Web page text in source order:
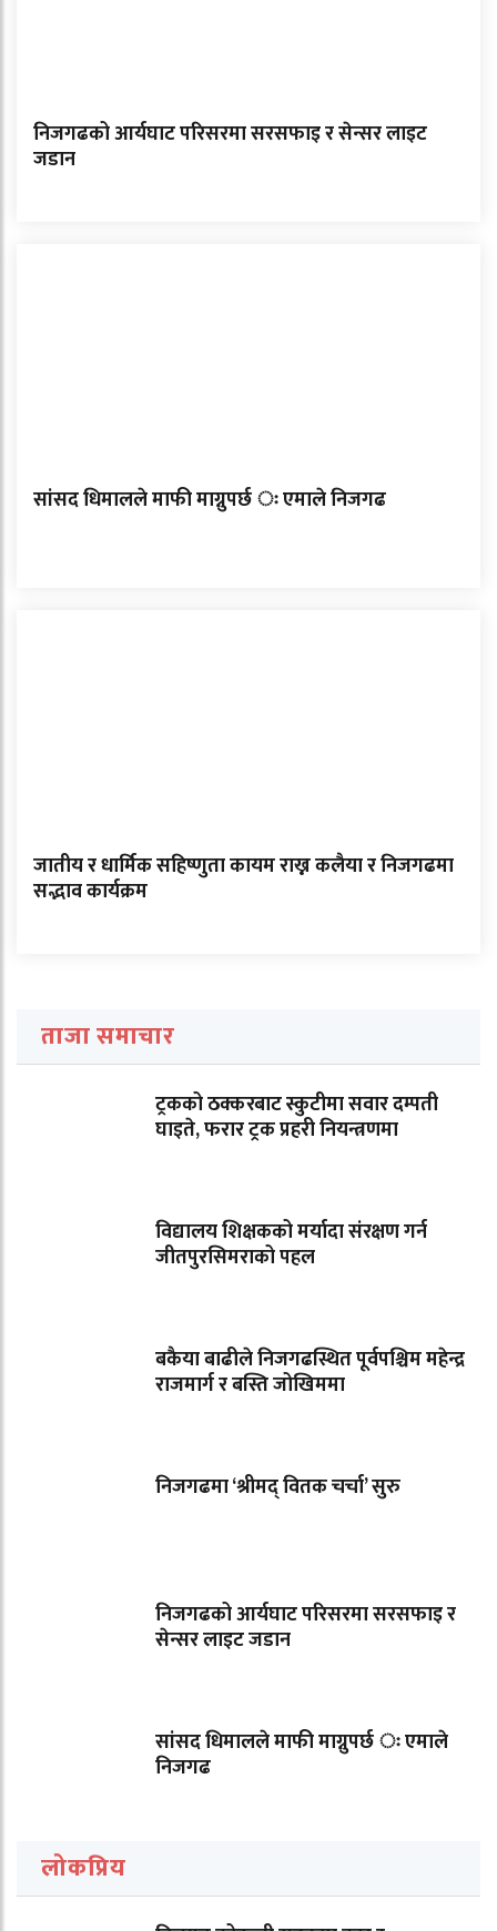
निजगढको आर्यघाट परिसरमा सरसफाइ र सेन्सर लाइट
जडान
सांसद धिमालले माफी माग्नुपर्छ ः एमाले निजगढ
जातीय र धार्मिक सहिष्णुता कायम राख्न कलैया र निजगढमा
सद्भाव कार्यक्रम
ताजा समाचार
ट्रकको ठक्करबाट स्कुटीमा सवार दम्पती
घाइते, फरार ट्रक प्रहरी नियन्त्रणमा
विद्यालय शिक्षकको मर्यादा संरक्षण गर्न
जीतपुरसिमराको पहल
बकैया बाढीले निजगढस्थित पूर्वपश्चिम महेन्द्र
राजमार्ग र बस्ति जोखिममा
निजगढमा ‘श्रीमद् वितक चर्चा’ सुरु
निजगढको आर्यघाट परिसरमा सरसफाइ र
सेन्सर लाइट जडान
सांसद धिमालले माफी माग्नुपर्छ ः एमाले
निजगढ
लोकप्रिय